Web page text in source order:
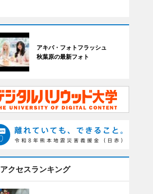
アキバ・フォトフラッシュ
秋葉原の最新フォト
アクセスランキング